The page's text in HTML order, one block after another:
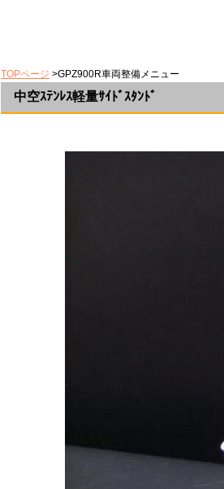
TOPページ >GPZ900R車両整備メニュー
中空ｽﾃﾝﾚｽ軽量ｻｲﾄﾞｽﾀﾝﾄﾞ